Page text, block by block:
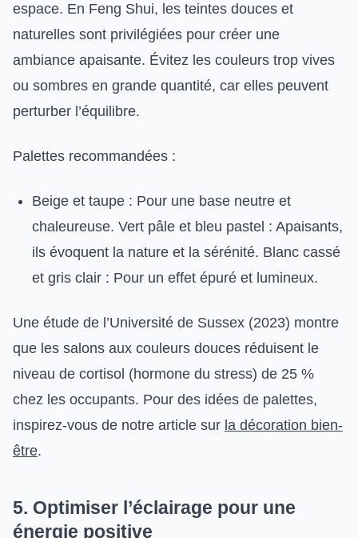
espace. En Feng Shui, les teintes douces et
naturelles sont privilégiées pour créer une
ambiance apaisante. Évitez les couleurs trop vives
ou sombres en grande quantité, car elles peuvent
perturber l’équilibre.
Palettes recommandées :
Beige et taupe : Pour une base neutre et
chaleureuse. Vert pâle et bleu pastel : Apaisants,
ils évoquent la nature et la sérénité. Blanc cassé
et gris clair : Pour un effet épuré et lumineux.
Une étude de l’Université de Sussex (2023) montre
que les salons aux couleurs douces réduisent le
niveau de cortisol (hormone du stress) de 25 %
chez les occupants. Pour des idées de palettes,
inspirez-vous de notre article sur la décoration bien-
être.
5. Optimiser l’éclairage pour une
énergie positive